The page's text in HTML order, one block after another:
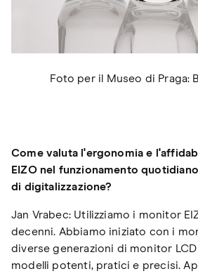
Foto per il Museo di Praga:
Come valuta l'ergonomia e
EIZO nel funzionamento
di digitalizzazione?
Jan Vrabec: Utilizziamo i monitor
decenni. Abbiamo iniziato con i
diverse generazioni di monitor
modelli potenti, pratici e precisi.